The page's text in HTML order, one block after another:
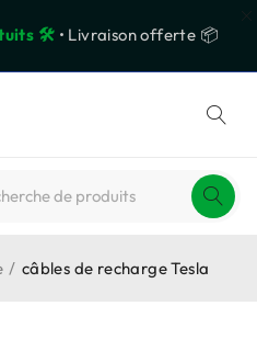
🛠️ • Livraison offerte 📦
/ câbles de recharge Tesla